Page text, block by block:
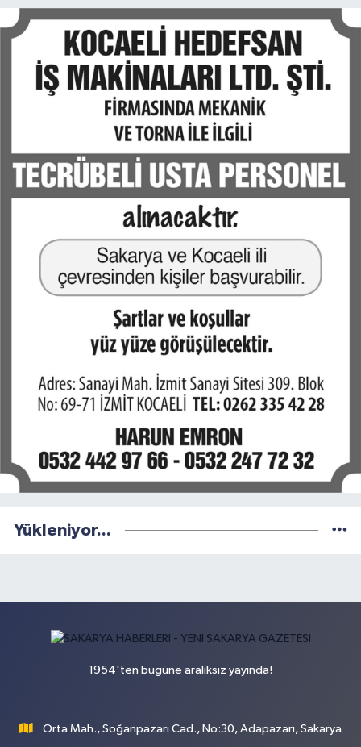
Yükleniyor...
1954'ten bugüne aralıksız yayında!
Orta Mah., Soğanpazarı Cad., No:30, Adapazarı, Sakarya